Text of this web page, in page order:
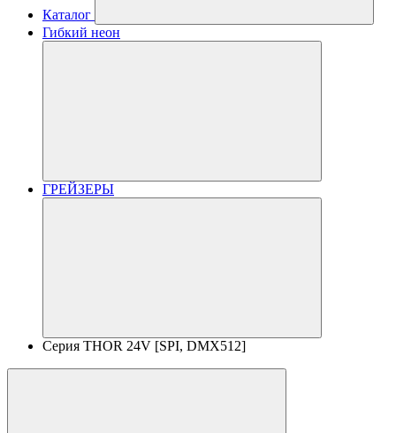
Каталог
Гибкий неон
ГРЕЙЗЕРЫ
Серия THOR 24V [SPI, DMX512]